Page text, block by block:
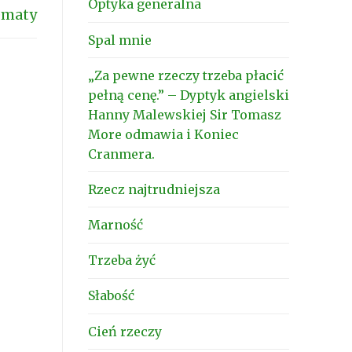
Optyka generalna
Spal mnie
„Za pewne rzeczy trzeba płacić
pełną cenę.” – Dyptyk angielski
Hanny Malewskiej Sir Tomasz
More odmawia i Koniec
Cranmera.
Rzecz najtrudniejsza
Marność
Trzeba żyć
Słabość
Cień rzeczy